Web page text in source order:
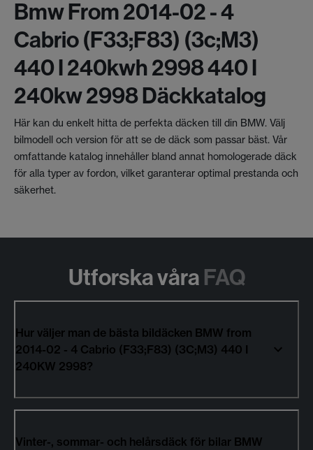
Bmw From 2014-02 - 4
Cabrio (f33;f83) (3c;m3)
440 I 240kwh 2998 440 I
240kw 2998 Däckkatalog
Här kan du enkelt hitta de perfekta däcken till din BMW. Välj
bilmodell och version för att se de däck som passar bäst. Vår
omfattande katalog innehåller bland annat homologerade däck
för alla typer av fordon, vilket garanterar optimal prestanda och
säkerhet.
Utforska våra FAQ
Hur väljer man de bästa bildäcken BMW from
2014-02 - 4 Cabrio (F33;F83) (3C;M3) 440 I
240KW 2998?
Vinter-, sommar- och helårsdäck för bilar BMW